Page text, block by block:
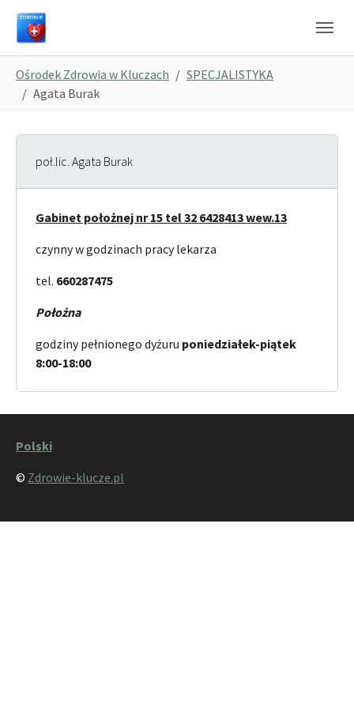
Skip to main navigation
Skip to main content
Skip to page footer
Ośrodek Zdrowia w Kluczach
SPECJALISTYKA
Agata Burak
poł.lic. Agata Burak
Gabinet położnej nr 15 tel 32 6428413 wew.13
czynny w godzinach pracy lekarza
tel. 660287475
Położna
godziny pełnionego dyżuru poniedziałek-piątek
8:00-18:00
Polski
© Zdrowie-klucze.pl